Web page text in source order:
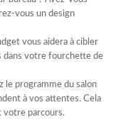
vous un design
vous aidera à cibler
dans votre fourchette de
le programme du salon
à vos attentes. Cela
votre parcours.